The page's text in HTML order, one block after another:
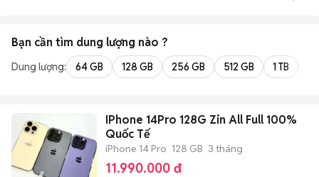
Bạn cần tìm dung lượng nào ?
Dung lượng: 64 GB 128 GB 256 GB 512 GB 1 TB
IPhone 14Pro 128G Zin All Full 100%
Quốc Tế
iPhone 14 Pro 128 GB 3 tháng
11.990.000 đ